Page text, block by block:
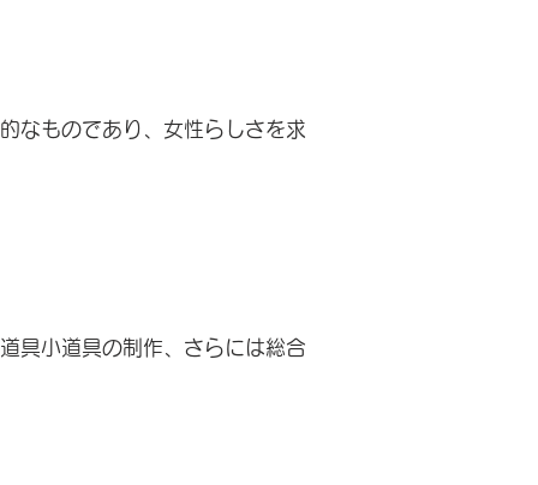
なものであり、女性らしさを求
具小道具の制作、さらには総合